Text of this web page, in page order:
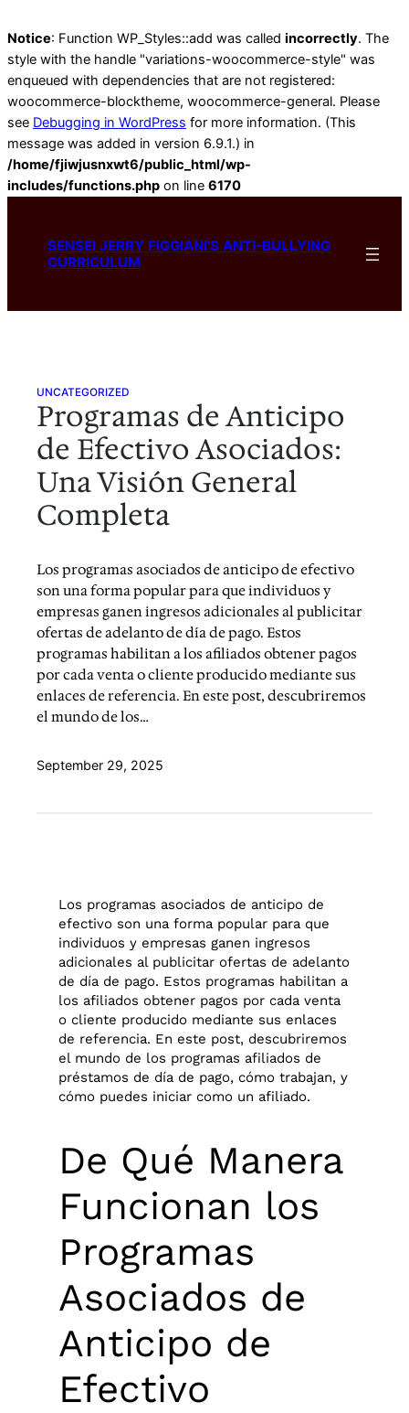
Notice: Function WP_Styles::add was called incorrectly. The
style with the handle "variations-woocommerce-style" was
enqueued with dependencies that are not registered:
woocommerce-blocktheme, woocommerce-general. Please
see Debugging in WordPress for more information. (This
message was added in version 6.9.1.) in
/home/fjiwjusnxwt6/public_html/wp-
includes/functions.php on line 6170
contentSENSEI JERRY FIGGIANI'S ANTI-BULLYING
CURRICULUM
UNCATEGORIZED
Programas de Anticipo
de Efectivo Asociados:
Una Visión General
Completa
Los programas asociados de anticipo de efectivo
son una forma popular para que individuos y
empresas ganen ingresos adicionales al publicitar
ofertas de adelanto de día de pago. Estos
programas habilitan a los afiliados obtener pagos
por cada venta o cliente producido mediante sus
enlaces de referencia. En este post, descubriremos
el mundo de los…
September 29, 2025
Los programas asociados de anticipo de
efectivo son una forma popular para que
individuos y empresas ganen ingresos
adicionales al publicitar ofertas de adelanto
de día de pago. Estos programas habilitan a
los afiliados obtener pagos por cada venta
o cliente producido mediante sus enlaces
de referencia. En este post, descubriremos
el mundo de los programas afiliados de
préstamos de día de pago, cómo trabajan, y
cómo puedes iniciar como un afiliado.
De Qué Manera
Funcionan los
Programas
Asociados de
Anticipo de
Efectivo